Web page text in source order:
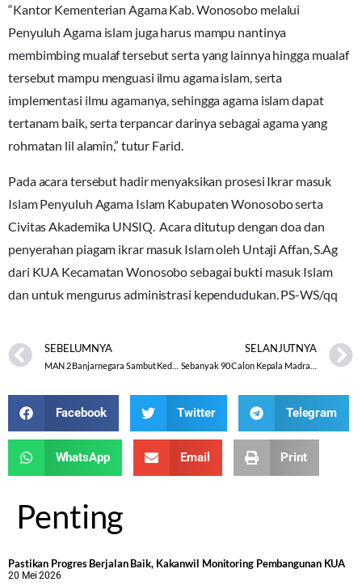
“Kantor Kementerian Agama Kab. Wonosobo melalui
Penyuluh Agama islam juga harus mampu nantinya
membimbing mualaf tersebut serta yang lainnya hingga mualaf
tersebut mampu menguasi ilmu agama islam, serta
implementasi ilmu agamanya, sehingga agama islam dapat
tertanam baik, serta terpancar darinya sebagai agama yang
rohmatan lil alamin,” tutur Farid.
Pada acara tersebut hadir menyaksikan prosesi Ikrar masuk
Islam Penyuluh Agama Islam Kabupaten Wonosobo serta
Civitas Akademika UNSIQ. Acara ditutup dengan doa dan
penyerahan piagam ikrar masuk Islam oleh Untaji Affan, S.Ag
dari KUA Kecamatan Wonosobo sebagai bukti masuk Islam
dan untuk mengurus administrasi kependudukan. PS-WS/qq
SEBELUMNYA SELANJUTNYA
Facebook Twitter Telegram
WhatsApp Email Print
Penting
Pastikan Progres Berjalan Baik, Kakanwil Monitoring Pembangunan KUA
20 Mei 2026